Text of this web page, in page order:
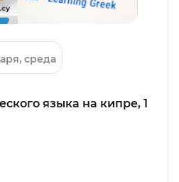
среда
языка на кипре, 1